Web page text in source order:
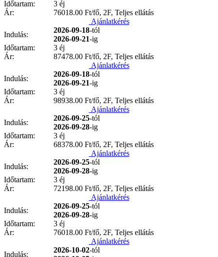
Időtartam:
3 éj
Ár:
76018.00 Ft/fő, 2F, Teljes ellátás
Ajánlatkérés
Indulás:
2026-09-18-tól
2026-09-21-ig
Időtartam:
3 éj
Ár:
87478.00 Ft/fő, 2F, Teljes ellátás
Ajánlatkérés
Indulás:
2026-09-18-tól
2026-09-21-ig
Időtartam:
3 éj
Ár:
98938.00 Ft/fő, 2F, Teljes ellátás
Ajánlatkérés
Indulás:
2026-09-25-tól
2026-09-28-ig
Időtartam:
3 éj
Ár:
68378.00 Ft/fő, 2F, Teljes ellátás
Ajánlatkérés
Indulás:
2026-09-25-tól
2026-09-28-ig
Időtartam:
3 éj
Ár:
72198.00 Ft/fő, 2F, Teljes ellátás
Ajánlatkérés
Indulás:
2026-09-25-tól
2026-09-28-ig
Időtartam:
3 éj
Ár:
76018.00 Ft/fő, 2F, Teljes ellátás
Ajánlatkérés
Indulás:
2026-10-02-tól